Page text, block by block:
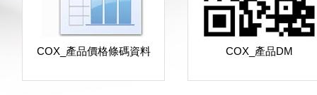
COX_產品價格條碼資料 COX_產品DM